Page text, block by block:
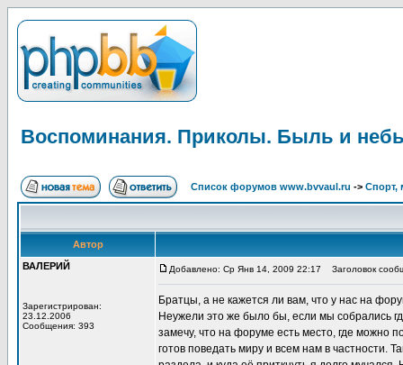
Воспоминания. Приколы. Быль и
Список форумов www.bvvaul.ru -> Спорт,
Автор
ВАЛЕРИЙ
Зарегистрирован:
23.12.2006
Сообщения: 393
Добавлено: Ср Янв 14, 2009 22:17 Заголовок
Братцы, а не кажется ли вам, что у нас на
Неужели это же было бы, если мы собрались
замечу, что на форуме есть место, где можно
готов поведать миру и всем нам в частности.